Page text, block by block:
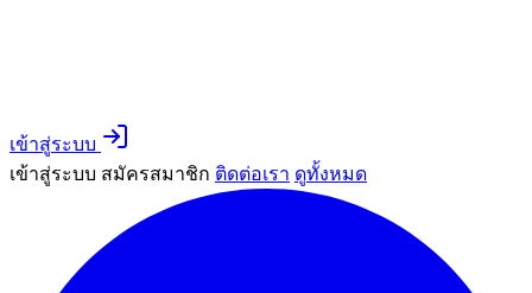
เข้าสู่ระบบ
เข้าสู่ระบบ สมัครสมาชิก ติดต่อเรา ดูทั้งหมด